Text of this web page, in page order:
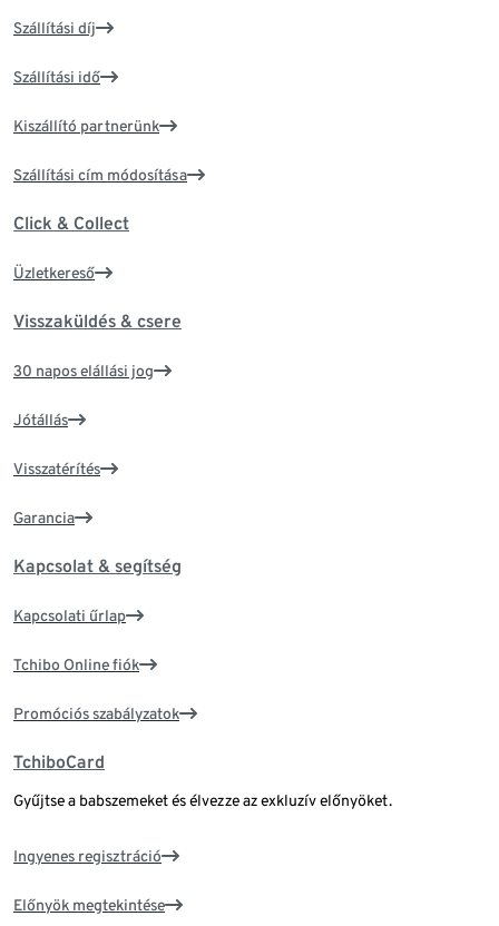
Szállítási díj
Szállítási idő
Kiszállító partnerünk
Szállítási cím módosítása
Click & Collect
Üzletkereső
Visszaküldés & csere
30 napos elállási jog
Jótállás
Visszatérítés
Garancia
Kapcsolat & segítség
Kapcsolati űrlap
Tchibo Online fiók
Promóciós szabályzatok
TchiboCard
Gyűjtse a babszemeket és élvezze az exkluzív előnyöket.
Ingyenes regisztráció
Előnyök megtekintése